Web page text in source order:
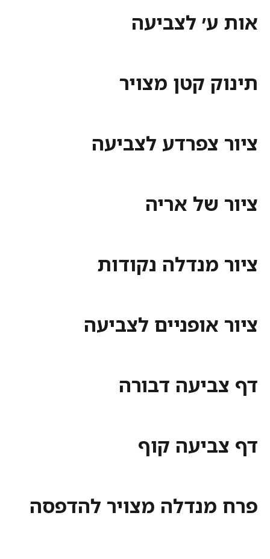
אות ע׳ לצביעה
תינוק קטן מצויר
ציור צפרדע לצביעה
ציור של אריה
ציור מנדלה נקודות
ציור אופניים לצביעה
דף צביעה דבורה
דף צביעה קוף
פרח מנדלה מצויר להדפסה